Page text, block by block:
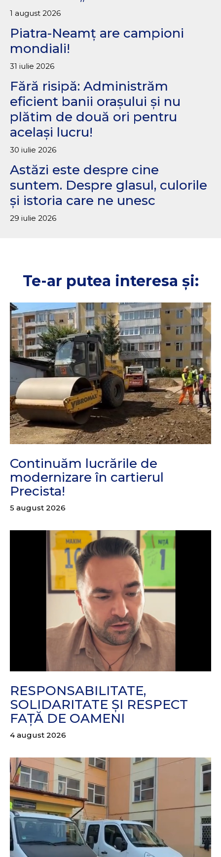
1 august 2026
Piatra-Neamț are campioni
mondiali!
31 iulie 2026
Fără risipă: Administrăm
eficient banii orașului și nu
plătim de două ori pentru
același lucru!
30 iulie 2026
Astăzi este despre cine
suntem. Despre glasul, culorile
și istoria care ne unesc
29 iulie 2026
Te-ar putea interesa și:
Continuăm lucrările de
modernizare în cartierul
Precista!
5 august 2026
RESPONSABILITATE,
SOLIDARITATE ȘI RESPECT
FAȚĂ DE OAMENI
4 august 2026